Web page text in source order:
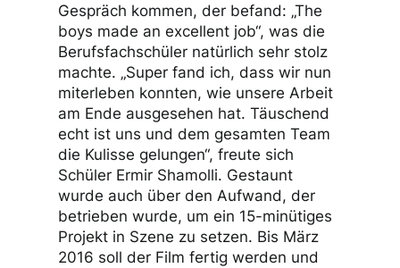
Gespräch kommen, der befand: „The
boys made an excellent job“, was die
Berufsfachschüler natürlich sehr stolz
machte. „Super fand ich, dass wir nun
miterleben konnten, wie unsere Arbeit
am Ende ausgesehen hat. Täuschend
echt ist uns und dem gesamten Team
die Kulisse gelungen“, freute sich
Schüler Ermir Shamolli. Gestaunt
wurde auch über den Aufwand, der
betrieben wurde, um ein 15-minütiges
Projekt in Szene zu setzen. Bis März
2016 soll der Film fertig werden und